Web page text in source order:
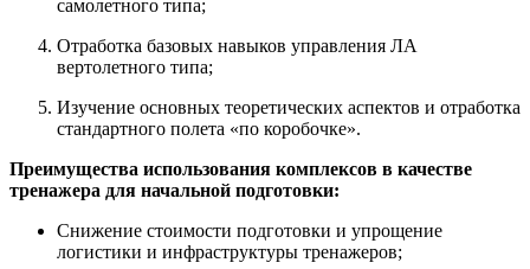
самолетного типа;
Отработка базовых навыков управления ЛА
вертолетного типа;
Изучение основных теоретических аспектов и отработка
стандартного полета «по коробочке».
Преимущества использования комплексов в качестве
тренажера для начальной подготовки:
Снижение стоимости подготовки и упрощение
логистики и инфраструктуры тренажеров;